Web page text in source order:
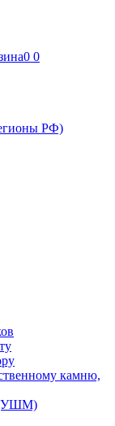
0 0
РФ)
камню,
(УШМ)